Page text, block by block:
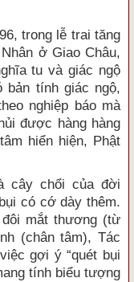
trong lễ trai tăng
ở Giao Châu,
tu và giác ngộ
bản tính giác ngộ,
nghiệp báo mà
được hàng hàng
hiển hiện, Phật
cây chổi của đời
có cớ dày thêm.
mắt thương (từ
(chân tâm), Tác
gợi ý “quét bụi
tính biểu tượng